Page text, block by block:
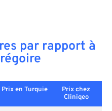
par rapport à
Prix en Turquie
Prix chez
Cliniqeo